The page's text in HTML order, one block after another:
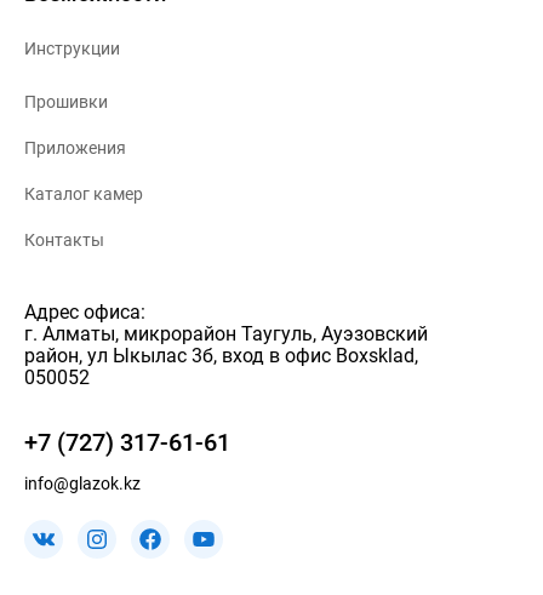
Инструкции
Прошивки
Приложения
Каталог камер
Контакты
Адрес офиса:
г. Алматы, микрорайон Таугуль, Ауэзовский
район, ул Ыкылас 3б, вход в офис Boxsklad,
050052
+7 (727) 317-61-61
info@glazok.kz